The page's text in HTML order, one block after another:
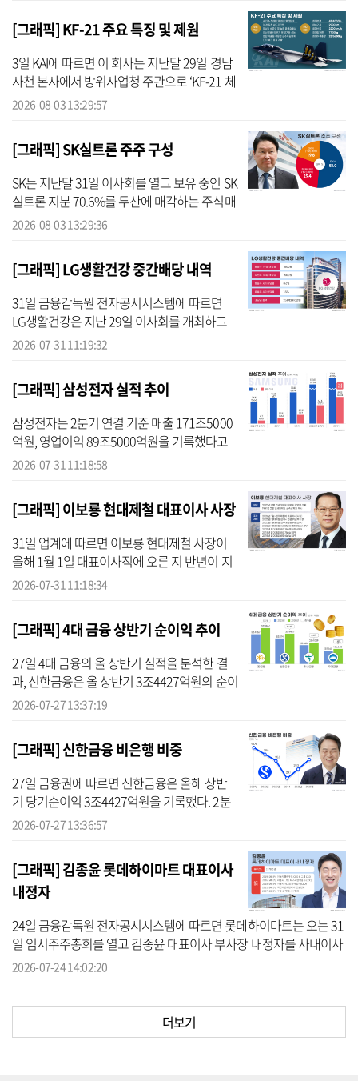
[그래픽] KF-21 주요 특징 및 제원
3일 KAI에 따르면 이 회사는 지난달 29일 경남
사천 본사에서 방위사업청 주관으로 ‘KF-21 체
계개발 종결 행사’를 열었다. KF-21은 2015년
2026-08-03 13:29:57
[그래픽] SK실트론 주주 구성
SK는 지난달 31일 이사회를 열고 보유 중인 SK
실트론 지분 70.6%를 두산에 매각하는 주식매
매계약(SPA) 체결을 승인했다고 공시했다. 회
2026-08-03 13:29:36
[그래픽] LG생활건강 중간배당 내역
31일 금융감독원 전자공시시스템에 따르면
LG생활건강은 지난 29일 이사회를 개최하고
보통주 1주당 1500원의 중간배당을 결정했다.
2026-07-31 11:19:32
[그래픽] 삼성전자 실적 추이
삼성전자는 2분기 연결 기준 매출 171조5000
억원, 영업이익 89조5000억원을 기록했다고
30일 밝혔다. 각각 전년 동기 대비 130%,
2026-07-31 11:18:58
[그래픽] 이보룡 현대제철 대표이사 사장
31일 업계에 따르면 이보룡 현대제철 사장이
올해 1월 1일 대표이사직에 오른 지 반년이 지
났다. 취임 첫해의 과제는 뚜렷하다. 밖에서는
2026-07-31 11:18:34
[그래픽] 4대 금융 상반기 순이익 추이
27일 4대 금융의 올 상반기 실적을 분석한 결
과, 신한금융은 올 상반기 3조4427억원의 순이
익을 기록해 전년 동기(3조374억원) 대비
2026-07-27 13:37:19
[그래픽] 신한금융 비은행 비중
27일 금융권에 따르면 신한금융은 올해 상반
기 당기순이익 3조4427억원을 기록했다. 2분
기 당기순이익은 1조8201억원으로, 분기와 반
2026-07-27 13:36:57
[그래픽] 김종윤 롯데하이마트 대표이사
내정자
24일 금융감독원 전자공시시스템에 따르면 롯데하이마트는 오는 31
일 임시주주총회를 열고 김종윤 대표이사 부사장 내정자를 사내이사
로 선임할 예정이다. 사내이사 선임안이 통과되면 김 내정자는 대표
2026-07-24 14:02:20
더보기